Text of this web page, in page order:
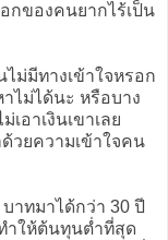
กของคนยากไร้เป็น
ม่มีทางเข้าใจหรอก
ไม่ได้นะ หรือบาง
อาเงินเขาเลย
วยความเข้าใจคน
าทมาได้กว่า 30 ปี
ำให้ต้นทุนต่ำที่สุด